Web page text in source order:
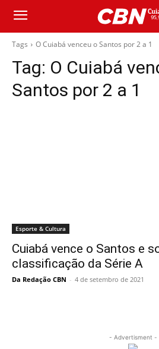
Tags O Cuiabá venceu o Santos por 2 a 1
Tag: O Cuiabá
Santos por 2 a 1
Esporte & Cultura
Cuiabá vence o Santos e
classificação da Série A
Da Redação CBN - 4 de setembro de 2021
- Advertisment -